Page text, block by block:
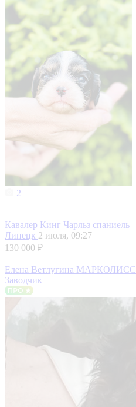
2
Кавалер Кинг Чарльз спаниель
Липецк 2 июля, 09:27
130 000 ₽
Елена Ветлугина МАРКОЛИСС
Заводчик